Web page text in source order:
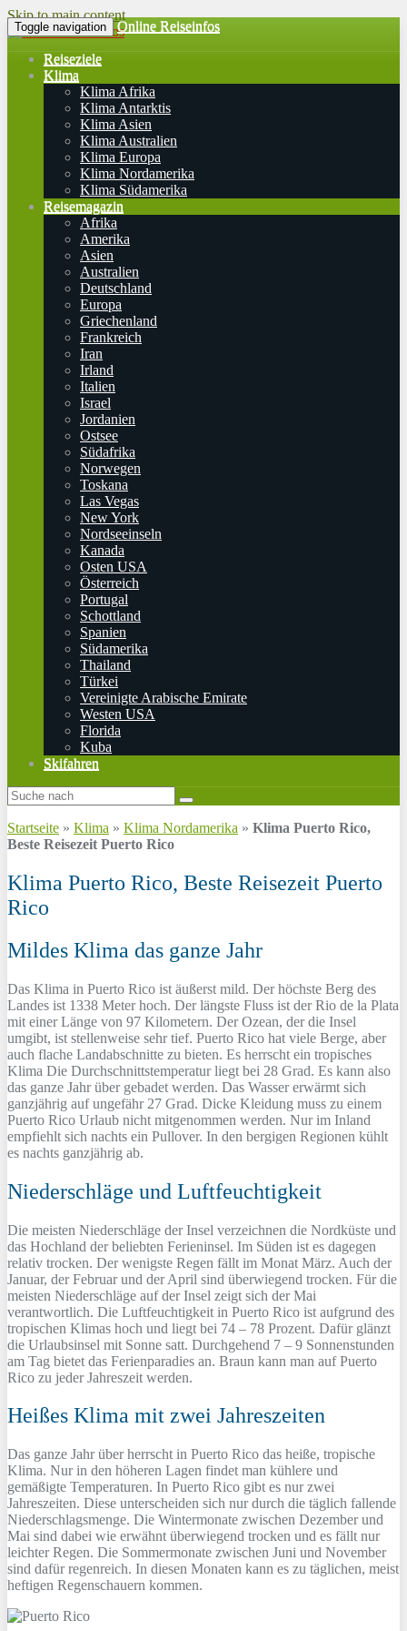
Skip to main content
Toggle navigation Online Reiseinfos
Reiseziele
Klima
Klima Afrika
Klima Antarktis
Klima Asien
Klima Australien
Klima Europa
Klima Nordamerika
Klima Südamerika
Reisemagazin
Afrika
Amerika
Asien
Australien
Deutschland
Europa
Griechenland
Frankreich
Iran
Irland
Italien
Israel
Jordanien
Ostsee
Südafrika
Norwegen
Toskana
Las Vegas
New York
Nordseeinseln
Kanada
Osten USA
Österreich
Portugal
Schottland
Spanien
Südamerika
Thailand
Türkei
Vereinigte Arabische Emirate
Westen USA
Florida
Kuba
Skifahren
Startseite » Klima » Klima Nordamerika » Klima Puerto Rico,
Beste Reisezeit Puerto Rico
Klima Puerto Rico, Beste Reisezeit Puerto
Rico
Mildes Klima das ganze Jahr
Das Klima in Puerto Rico ist äußerst mild. Der höchste Berg des
Landes ist 1338 Meter hoch. Der längste Fluss ist der Rio de la Plata
mit einer Länge von 97 Kilometern. Der Ozean, der die Insel
umgibt, ist stellenweise sehr tief. Puerto Rico hat viele Berge, aber
auch flache Landabschnitte zu bieten. Es herrscht ein tropisches
Klima Die Durchschnittstemperatur liegt bei 28 Grad. Es kann also
das ganze Jahr über gebadet werden. Das Wasser erwärmt sich
ganzjährig auf ungefähr 27 Grad. Dicke Kleidung muss zu einem
Puerto Rico Urlaub nicht mitgenommen werden. Nur im Inland
empfiehlt sich nachts ein Pullover. In den bergigen Regionen kühlt
es nachts ganzjährig ab.
Niederschläge und Luftfeuchtigkeit
Die meisten Niederschläge der Insel verzeichnen die Nordküste und
das Hochland der beliebten Ferieninsel. Im Süden ist es dagegen
relativ trocken. Der wenigste Regen fällt im Monat März. Auch der
Januar, der Februar und der April sind überwiegend trocken. Für die
meisten Niederschläge auf der Insel zeigt sich der Mai
verantwortlich. Die Luftfeuchtigkeit in Puerto Rico ist aufgrund des
tropischen Klimas hoch und liegt bei 74 – 78 Prozent. Dafür glänzt
die Urlaubsinsel mit Sonne satt. Durchgehend 7 – 9 Sonnenstunden
am Tag bietet das Ferienparadies an. Braun kann man auf Puerto
Rico zu jeder Jahreszeit werden.
Heißes Klima mit zwei Jahreszeiten
Das ganze Jahr über herrscht in Puerto Rico das heiße, tropische
Klima. Nur in den höheren Lagen findet man kühlere und
gemäßigte Temperaturen. In Puerto Rico gibt es nur zwei
Jahreszeiten. Diese unterscheiden sich nur durch die täglich fallende
Niederschlagsmenge. Die Wintermonate zwischen Dezember und
Mai sind dabei wie erwähnt überwiegend trocken und es fällt nur
leichter Regen. Die Sommermonate zwischen Juni und November
sind dafür regenreich. In diesen Monaten kann es zu täglichen, meist
heftigen Regenschauern kommen.